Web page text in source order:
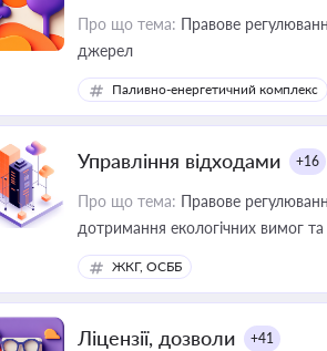
Про що тема: Правове
джерел
Паливно-енергетичний комплекс
Управління відходами +16
Про що тема: Правове
дотримання екологічних вимог та
ЖКГ, ОСББ
Ліцензії, дозволи +41